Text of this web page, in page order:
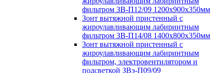
фильтром ЗВ-П12/09 1200х900х350мм
Зонт вытяжной пристенный с
жироулавливающим лабиринтным
фильтром ЗВ-П14/08 1400х800х350мм
Зонт вытяжной пристенный с
жироулавливающим лабиринтным
фильтром, электровентилятором и
подсветкой ЗВэ-П09/09